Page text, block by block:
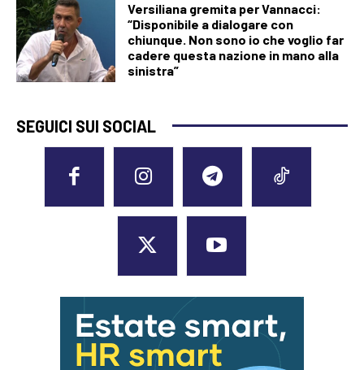
Versiliana gremita per Vannacci:
“Disponibile a dialogare con
chiunque. Non sono io che voglio far
cadere questa nazione in mano alla
sinistra”
SEGUICI SUI SOCIAL